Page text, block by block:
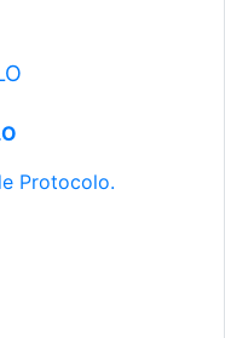
Protocolo.